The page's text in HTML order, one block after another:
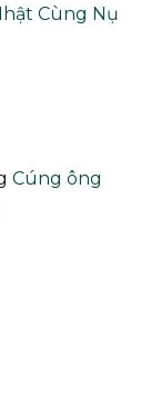
Cùng Nụ
Cúng ông